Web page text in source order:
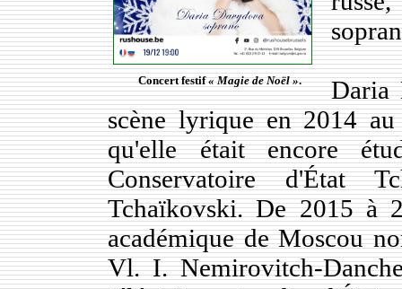
Concert festif« Magie de Noël ».
Daria
scène lyrique en 2014
qu'elle était encore
Conservatoire d'État
Tchaïkovski. De 2015 à
académique de Moscou
Vl. I. Nemirovitch-